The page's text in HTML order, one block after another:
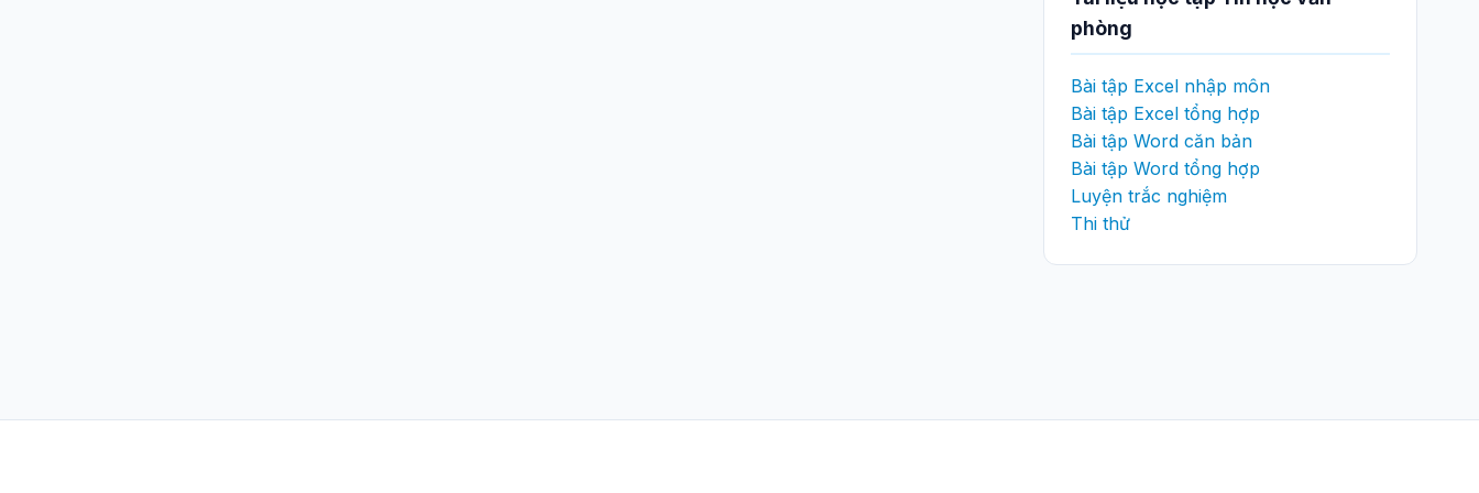
phòng
Bài tập Excel nhập môn
Bài tập Excel tổng hợp
Bài tập Word căn bản
Bài tập Word tổng hợp
Luyện trắc nghiệm
Thi thử